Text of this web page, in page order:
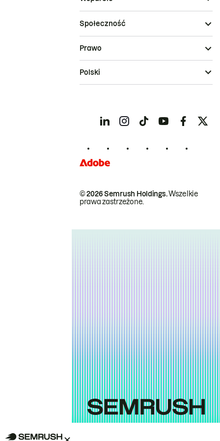
Społeczność
© 2026 Semrush Holdings.Wszelkie
prawa zastrzeżone.
Prawo
Polski